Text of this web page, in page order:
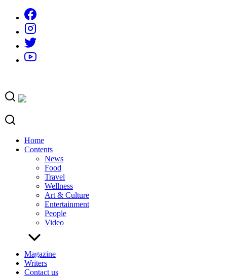
content
Home
Contents
News
Food
Travel
Wellness
Art & Culture
Entertainment
People
Video
Magazine
Writers
Contact us